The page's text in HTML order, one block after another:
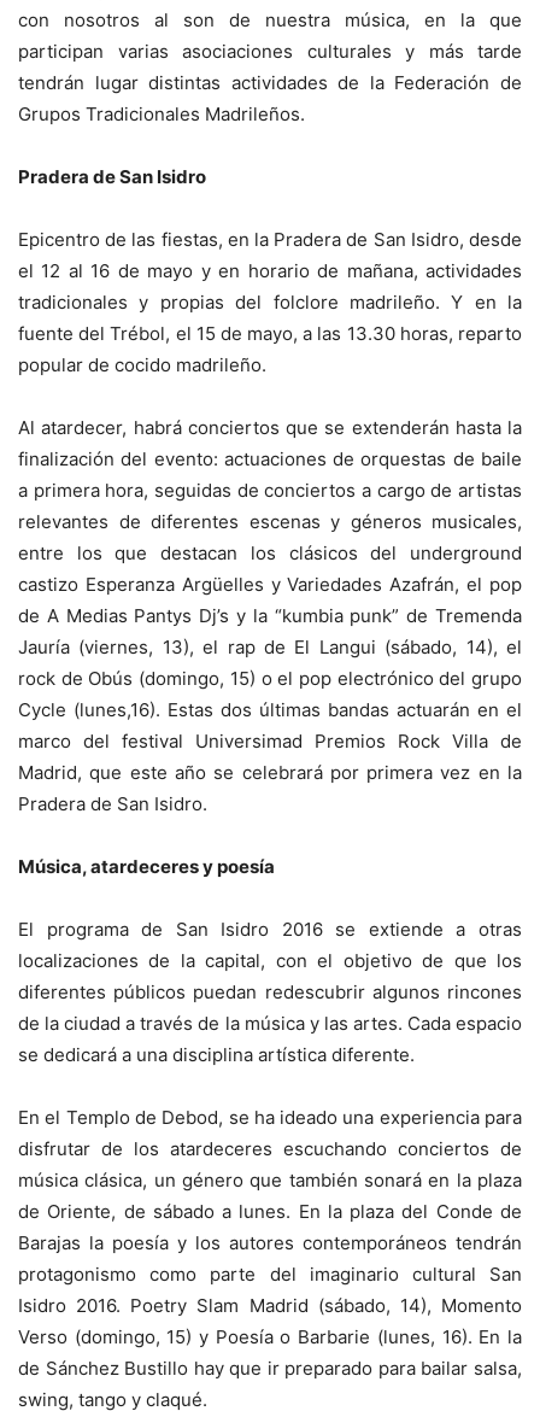
con nosotros al son de nuestra música, en la que
participan varias asociaciones culturales y más tarde
tendrán lugar distintas actividades de la Federación de
Grupos Tradicionales Madrileños.
Pradera de San Isidro
Epicentro de las fiestas, en la Pradera de San Isidro, desde
el 12 al 16 de mayo y en horario de mañana, actividades
tradicionales y propias del folclore madrileño. Y en la
fuente del Trébol, el 15 de mayo, a las 13.30 horas, reparto
popular de cocido madrileño.
Al atardecer, habrá conciertos que se extenderán hasta la
finalización del evento: actuaciones de orquestas de baile
a primera hora, seguidas de conciertos a cargo de artistas
relevantes de diferentes escenas y géneros musicales,
entre los que destacan los clásicos del underground
castizo Esperanza Argüelles y Variedades Azafrán, el pop
de A Medias Pantys Dj’s y la “kumbia punk” de Tremenda
Jauría (viernes, 13), el rap de El Langui (sábado, 14), el
rock de Obús (domingo, 15) o el pop electrónico del grupo
Cycle (lunes,16). Estas dos últimas bandas actuarán en el
marco del festival Universimad Premios Rock Villa de
Madrid, que este año se celebrará por primera vez en la
Pradera de San Isidro.
Música, atardeceres y poesía
El programa de San Isidro 2016 se extiende a otras
localizaciones de la capital, con el objetivo de que los
diferentes públicos puedan redescubrir algunos rincones
de la ciudad a través de la música y las artes. Cada espacio
se dedicará a una disciplina artística diferente.
En el Templo de Debod, se ha ideado una experiencia para
disfrutar de los atardeceres escuchando conciertos de
música clásica, un género que también sonará en la plaza
de Oriente, de sábado a lunes. En la plaza del Conde de
Barajas la poesía y los autores contemporáneos tendrán
protagonismo como parte del imaginario cultural San
Isidro 2016. Poetry Slam Madrid (sábado, 14), Momento
Verso (domingo, 15) y Poesía o Barbarie (lunes, 16). En la
de Sánchez Bustillo hay que ir preparado para bailar salsa,
swing, tango y claqué.